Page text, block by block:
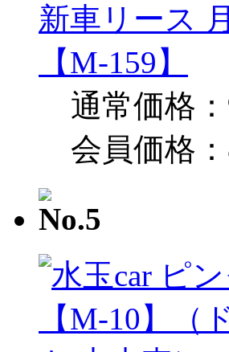
新車リース
【M-159】
通常価格
会員価格